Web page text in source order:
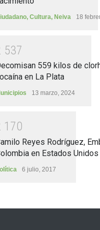
, Cultura, Neiva 18
537
559 kilos de
en La Plata
13 marzo, 2024
1 70
Reyes Rodríguez,
en Estados Unidos
6 julio, 2017